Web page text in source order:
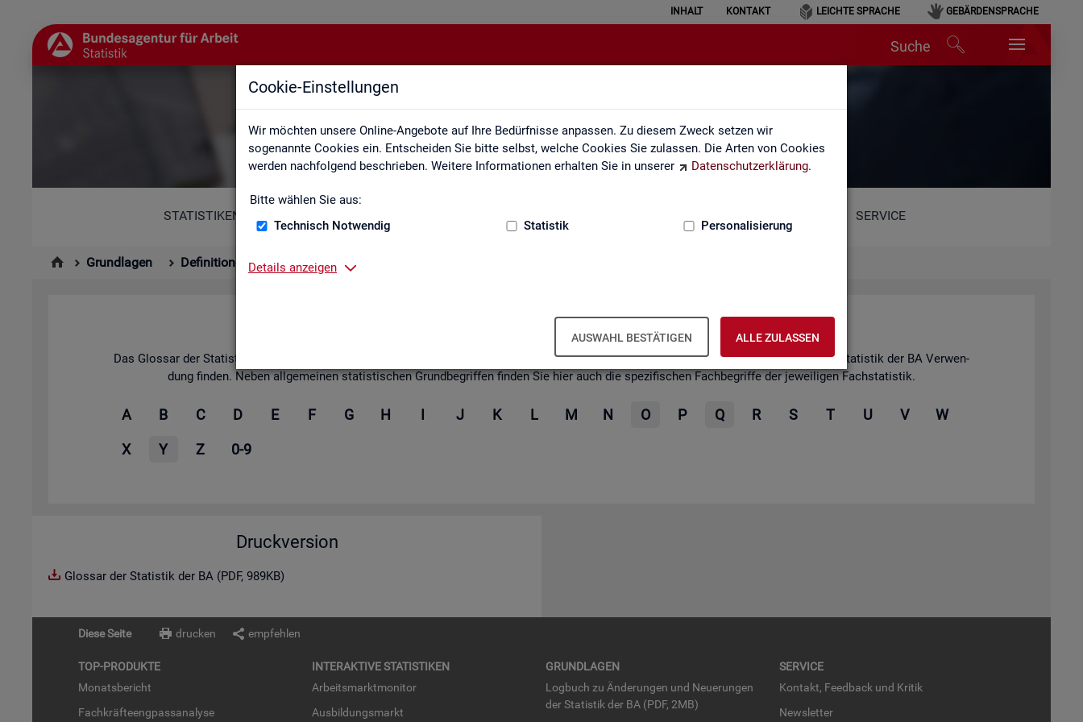
Cookie-Einstellungen
Wir möchten unsere Online-Angebote auf Ihre Bedürfnisse anpassen. Zu diesem Zweck setzen wir
sogenannte Cookies ein. Entscheiden Sie bitte selbst, welche Cookies Sie zulassen. Die Arten von Cookies
werden nachfolgend beschrieben. Weitere Informationen erhalten Sie in unserer
Datenschutzerklärung.
Bitte wählen Sie aus:
Technisch Notwendig
Statistik Personalisierung
Details anzeigen
AUSWAHL BESTÄTIGEN ALLE ZULASSEN
INHALT KONTAKT LEICHTE SPRACHE GEBÄRDENSPRACHE
Suche
Glossar
STATISTIKEN SERVICE
Grundlagen Definitionen Glossar
Glos­sar
Das Glos­sar der Sta­tis­tik der BA ent­hält Er­läu­te­run­gen zu allen sta­tis­tisch re­le­van­ten Be­grif­fen, die in den ver­schie­de­nen Pro­duk­ten der Sta­tis­tik der BA Ver­wen­
dung fin­den. Neben all­ge­mei­nen sta­tis­ti­schen Grund­be­grif­fen fin­den Sie hier auch die spe­zi­fi­schen Fach­be­grif­fe der je­wei­li­gen Fach­sta­tis­tik.
A B C D E F G H I J K L M N O P Q R S T U V W
X Y Z 0-9
Druckversion
Glossar der Statistik der BA (PDF, 989KB)
Diese Seite drucken empfehlen
TOP-PRO­DUK­TE
Mo­nats­be­richt
Fach­kräf­te­eng­pass­ana­ly­se
IN­TER­AK­TI­VE STA­TIS­TI­KEN
Ar­beits­markt­mo­ni­tor
Aus­bil­dungs­markt
GRUND­LA­GEN
Log­buch zu Än­de­run­gen und Neue­run­gen
der Sta­tis­tik der BA (PDF, 2MB)
SER­VICE
Kon­takt, Feed­back und Kri­tik
News­let­ter